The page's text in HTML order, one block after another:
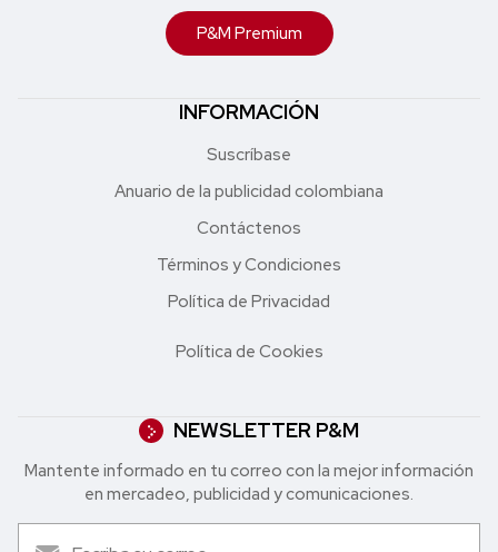
P&M Premium
INFORMACIÓN
Suscríbase
Anuario de la publicidad colombiana
Contáctenos
Términos y Condiciones
Política de Privacidad
Política de Cookies
NEWSLETTER P&M
Mantente informado en tu correo con la mejor in formación
en mercadeo, publicidad y comunicaciones.